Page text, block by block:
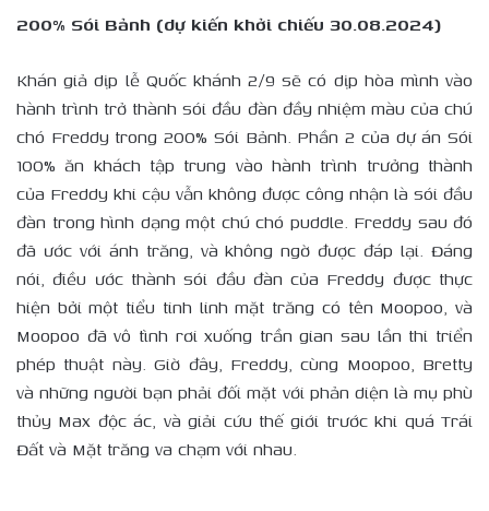
200% Sói Bảnh (dự kiến khởi chiếu 30.08.2024)
Khán giả dịp lễ Quốc khánh 2/9 sẽ có dịp hòa mình vào
hành trình trở thành sói đầu đàn đầy nhiệm màu của chú
chó Freddy trong 200% Sói Bảnh. Phần 2 của dự án Sói
100% ăn khách tập trung vào hành trình trưởng thành
của Freddy khi cậu vẫn không được công nhận là sói đầu
đàn trong hình dạng một chú chó puddle. Freddy sau đó
đã ước với ánh trăng, và không ngờ được đáp lại. Đáng
nói, điều ước thành sói đầu đàn của Freddy được thực
hiện bởi một tiểu tinh linh mặt trăng có tên Moopoo, và
Moopoo đã vô tình rơi xuống trần gian sau lần thi triển
phép thuật này. Giờ đây, Freddy, cùng Moopoo, Bretty
và những người bạn phải đối mặt với phản diện là mụ phù
thủy Max độc ác, và giải cứu thế giới trước khi quá Trái
Đất và Mặt trăng va chạm với nhau.